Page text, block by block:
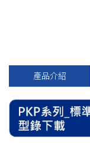
產品介紹